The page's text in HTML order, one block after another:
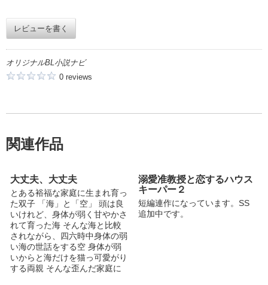
レビューを書く
オリジナルBL小説ナビ
0 reviews
関連作品
大丈夫、大丈夫
とある裕福な家庭に生まれ育っ
た双子 「海」と「空」 頭は良
いけれど、身体が弱く甘やかさ
れて育った海 そんな海と比較
されながら、四六時中身体の弱
い海の世話をする空 身体が弱
いからと海だけを猫っ可愛がり
する両親 そんな歪んだ家庭に
溺愛准教授と恋するハウス
キーパー２
短編連作になっています。SS
追加中です。